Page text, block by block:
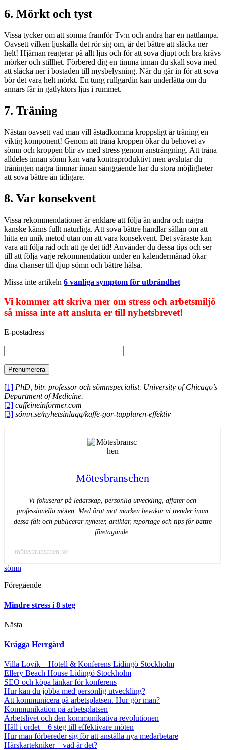
6. Mörkt och tyst
Vissa tycker om att somna framför Tv:n och andra har en nattlampa.
Oavsett vilken ljuskälla det rör sig om, är det bättre att släcka ner
helt! Hjärnan reagerar på allt ljus och för att sova djupt och bra krävs
mörker och stillhet. Förbered dig en timma innan du skall sova med
att släcka ner i bostaden till mysbelysning. När du går in för att sova
bör det vara helt mörkt. En tung rullgardin kan underlätta om du
annars får in gatlyktors ljus i rummet.
7. Träning
Nästan oavsett vad man vill åstadkomma kroppsligt är träning en
viktig komponent! Genom att träna kroppen ökar du behovet av
sömn och kroppen blir av med stress genom ansträngning. Att träna
alldeles innan sömn kan vara kontraproduktivt men avslutar du
träningen några timmar innan sänggående har du stora möjligheter
att sova bättre än tidigare.
8. Var konsekvent
Vissa rekommendationer är enklare att följa än andra och några
kanske känns fullt naturliga. Att sova bättre handlar sällan om att
hitta en unik metod utan om att vara konsekvent. Det svåraste kan
vara att följa råd och att ge det tid! Använder du dessa tips och ser
till att följa varje rekommendation under en kalendermånad ökar
dina chanser till djup sömn och bättre hälsa.
Missa inte artikeln 6 vanliga symptom för utbrändhet
Vi kommer att skriva mer om stress och arbetsmiljö
så missa inte att ansluta er till nyhetsbrevet!
E-postadress
[1] PhD, bitr. professor och sömnspecialist. University of Chicago’s
Department of Medicine.
[2] caffeineinformer.com
[3] sömn.se/nyhetsinlagg/kaffe-gor-tuppluren-effektiv
Mötesbranschen
Vi fokuserar på ledarskap, personlig utveckling, affärer och
professionella möten. Med örat mot marken bevakar vi trender inom
dessa fält och publicerar nyheter, artiklar, reportage och tips för bättre
företagande.
mötesbranschen.se/
sömn
Föregående
Mindre stress i 8 steg
Nästa
Krägga Herrgård
Villa Lovik – Hotell & Konferens Lidingö Stockholm
Ellery Beach House Lidingö Stockholm
SEO och köpa länkar för konferens
Hur kan du jobba med personlig utveckling?
Att kommunicera på arbetsplatsen. Hur gör man?
Kommunikation på arbetsplatsen
Arbetslivet och den kommunikativa revolutionen
Håll i ordet – 6 steg till effektivare möten
Hur man förbereder sig för att anställa nya medarbetare
Härskartekniker – vad är det?